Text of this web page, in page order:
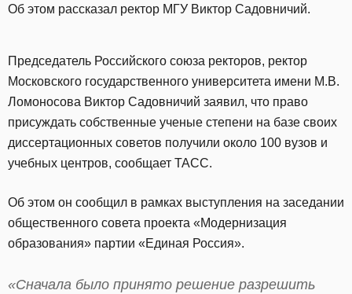
Об этом рассказал ректор МГУ Виктор Садовничий.
Председатель Российского союза ректоров, ректор
Московского государственного университета имени М.В.
Ломоносова Виктор Садовничий заявил, что право
присуждать собственные ученые степени на базе своих
диссертационных советов получили около 100 вузов и
учебных центров, сообщает ТАСС.
Об этом он сообщил в рамках выступления на заседании
общественного совета проекта «Модернизация
образования» партии «Единая Россия».
«Сначала было принято решение разрешить